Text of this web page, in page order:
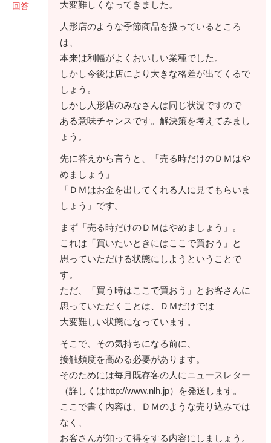
回答
大変難しくなってきました。
人形店のような季節商品を扱っているところ
は、
本来は利幅がよくおいしい業種でした。
しかし今後は店により大きな格差が出てくるで
しょう。
しかし人形店のみなさんは同じ状況ですので
ある意味チャンスです。解決策を考えてみまし
ょう。
先に答えから言うと、「売る時だけのＤＭはや
めましょう」
「ＤＭはお金を出してくれる人に見てもらいま
しょう」です。
まず「売る時だけのＤＭはやめましょう」。
これは「買いたいときにはここで買おう」と
思っていただける状態にしようということで
す。
ただ、「買う時はここで買おう」とお客さんに
思っていただくことは、ＤＭだけでは
大変難しい状態になっています。
そこで、その気持ちになる前に、
接触頻度を高める必要があります。
そのためには毎月既存客の人にニュースレター
（詳しくはhttp://www.nlh.jp）を発送します。
ここで書く内容は、ＤＭのような売り込みでは
なく、
お客さんが知って得をする内容にしましょう。